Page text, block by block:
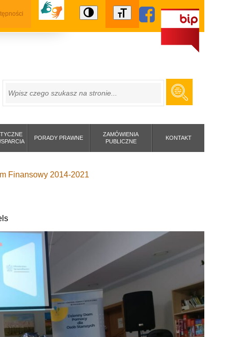
SZUKAJ
PORADY PRAWNE
ZAMÓWIENIA
PUBLICZNE
KONTAKT
Finansowy 2014-2021